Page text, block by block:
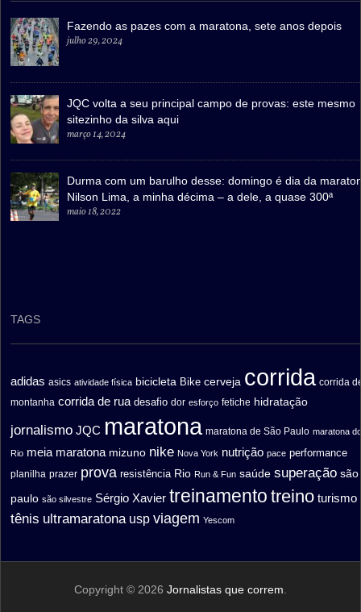
Fazendo as pazes com a maratona, sete anos depois
julho 29, 2024
JQC volta a seu principal campo de provas: este mesmo
sitezinho da silva aqui
março 14, 2024
Durma com um barulho desse: domingo é dia da
Nilson Lima, a minha décima – a dele, a quase 300ª
maio 18, 2022
TAGS
adidas asics atividade física bicicleta Bike cerveja corrida corrida
montanha corrida de rua desafio dor esforço fetiche hidratação
jornalismo JQC maratona maratona de São Paulo maratona
Rio meia maratona mizuno nike Nova York nutrição pace performance
planilha prazer prova resistência Rio Run & Fun saúde superação são
paulo são silvestre Sérgio Xavier treinamento treino turismo
tênis ultramaratona usp viagem Yescom
Copyright © 2026 Jornalistas que correm